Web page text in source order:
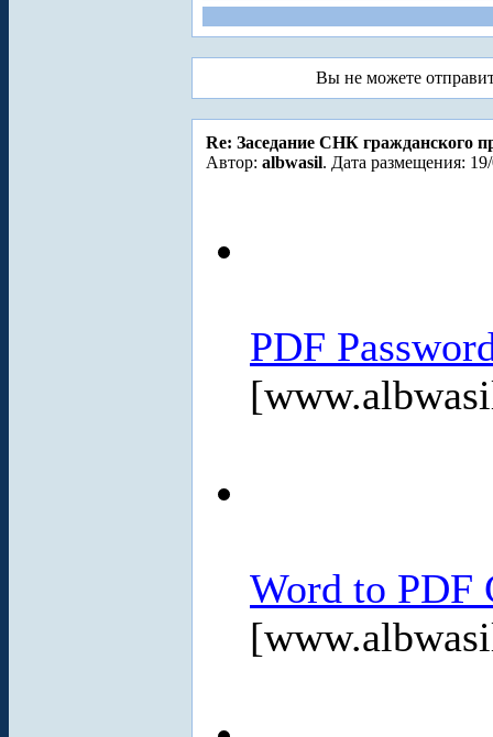
Вы не можете
Re: Заседание СНК гражданского
Автор: albwasil. Дата размещения:
PDF
Word to PDF